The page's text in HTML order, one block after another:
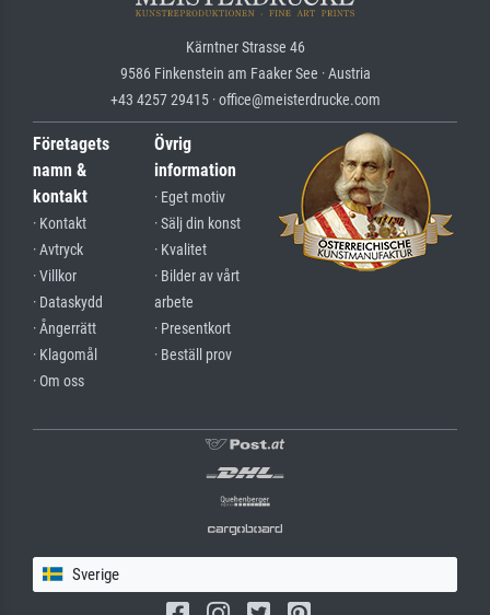
Kärntner Strasse 46
9586 Finkenstein am Faaker See · Austria
+43 4257 29415 · office@meisterdrucke.com
Företagets
namn &
kontakt
· Kontakt
· Avtryck
· Villkor
· Dataskydd
· Ångerrätt
· Klagomål
· Om oss
Övrig
information
· Eget motiv
· Sälj din konst
· Kvalitet
· Bilder av vårt
arbete
· Presentkort
· Beställ prov
Sverige